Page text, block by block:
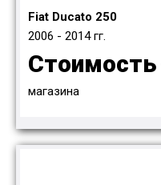
Fiat Ducato 250
2006 - 2014 гг.
Стоимость
магазина